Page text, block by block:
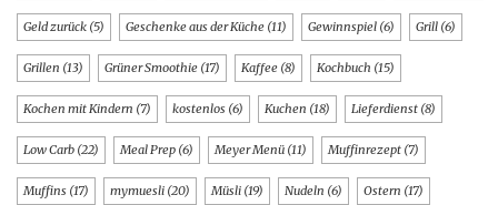
Geld zurück (5) Geschenke aus der Küche (11) Gewinnspiel (6) Grill (6)
Grillen (13) Grüner Smoothie (17) Kaffee (8) Kochbuch (15)
Kochen mit Kindern (7) kostenlos (6) Kuchen (18) Lieferdienst (8)
Low Carb (22) Meal Prep (6) Meyer Menü (11) Muffinrezept (7)
Muffins (17) mymuesli (20) Müsli (19) Nudeln (6) Ostern (17)